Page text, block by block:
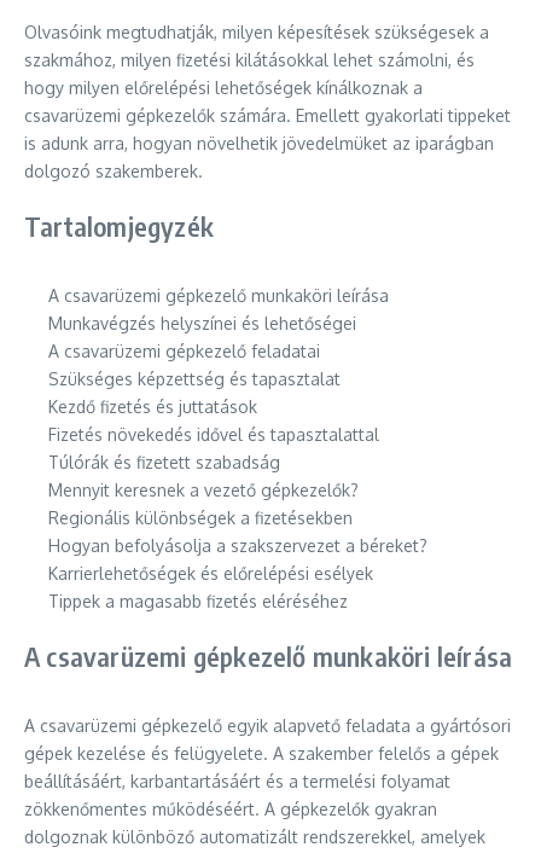
Olvasóink megtudhatják, milyen képesítések szükségesek a
szakmához, milyen fizetési kilátásokkal lehet számolni, és
hogy milyen előrelépési lehetőségek kínálkoznak a
csavarüzemi gépkezelők számára. Emellett gyakorlati tippeket
is adunk arra, hogyan növelhetik jövedelmüket az iparágban
dolgozó szakemberek.
Tartalomjegyzék
A csavarüzemi gépkezelő munkaköri leírása
Munkavégzés helyszínei és lehetőségei
A csavarüzemi gépkezelő feladatai
Szükséges képzettség és tapasztalat
Kezdő fizetés és juttatások
Fizetés növekedés idővel és tapasztalattal
Túlórák és fizetett szabadság
Mennyit keresnek a vezető gépkezelők?
Regionális különbségek a fizetésekben
Hogyan befolyásolja a szakszervezet a béreket?
Karrierlehetőségek és előrelépési esélyek
Tippek a magasabb fizetés eléréséhez
A csavarüzemi gépkezelő munkaköri leírása
A csavarüzemi gépkezelő egyik alapvető feladata a gyártósori
gépek kezelése és felügyelete. A szakember felelős a gépek
beállításáért, karbantartásáért és a termelési folyamat
zökkenőmentes működéséért. A gépkezelők gyakran
dolgoznak különböző automatizált rendszerekkel, amelyek